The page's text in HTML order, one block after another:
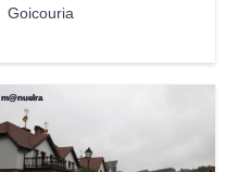
Goicouria
m@nuelra